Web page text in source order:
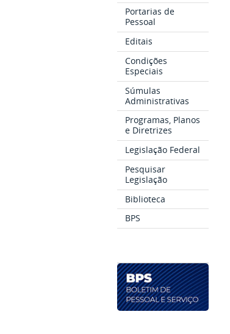
Portarias de
Pessoal
Editais
Condições
Especiais
Súmulas
Administrativas
Programas, Planos
e Diretrizes
Legislação Federal
Pesquisar
Legislação
Biblioteca
BPS